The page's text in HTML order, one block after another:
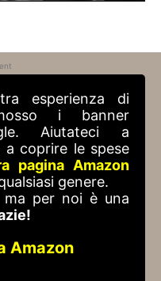
esperienza di
i banner
Aiutateci a
coprire le spese
pagina Amazon
genere.
ma per noi è una
Amazon